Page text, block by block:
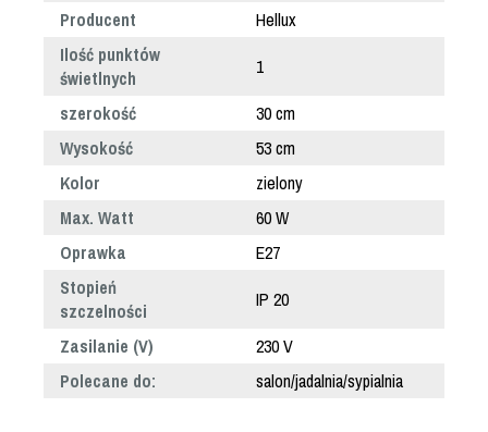
Producent
Hellux
Ilość punktów
świetlnych
1
szerokość
30 cm
Wysokość
53 cm
Kolor
zielony
Max. Watt
60 W
Oprawka
E27
Stopień
szczelności
IP 20
Zasilanie (V)
230 V
Polecane do:
salon/jadalnia/sypialnia